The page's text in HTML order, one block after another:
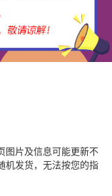
图片及信息可能更新不
机发货，无法按您的指